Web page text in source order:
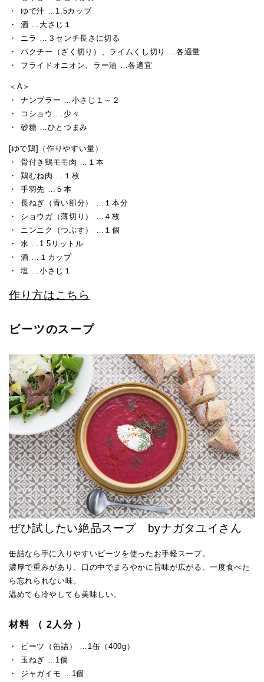
ゆで汁 …1.5カップ
酒 …大さじ１
ニラ …３センチ長さに切る
パクチー（ざく切り）、ライムくし切り …各適量
フライドオニオン、ラー油 …各適宜
＜A＞
ナンプラー …小さじ１～２
コショウ …少々
砂糖 …ひとつまみ
[ゆで鶏]（作りやすい量）
骨付き鶏モモ肉 …１本
鶏むね肉 …１枚
手羽先 …５本
長ねぎ（青い部分） …１本分
ショウガ（薄切り） …４枚
ニンニク（つぶす） …１個
水 …1.5リットル
酒 …１カップ
塩 …小さじ１
作り方はこちら
ビーツのスープ
ぜひ試したい絶品スープ byナガタユイさん
缶詰なら手に入りやすいビーツを使ったお手軽スープ。
濃厚で重みがあり、口の中でまろやかに旨味が広がる、一度食べた
ら忘れられない味。
温めても冷やしても美味しい。
材料 （ 2人分 ）
ビーツ（缶詰） …1缶（400g）
玉ねぎ …1個
ジャガイモ …1個